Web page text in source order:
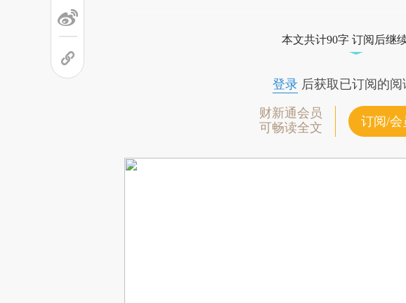
本文共计90字 订阅后继
登录后获取已订阅的阅
财新通会员
可畅读全文
订阅/会